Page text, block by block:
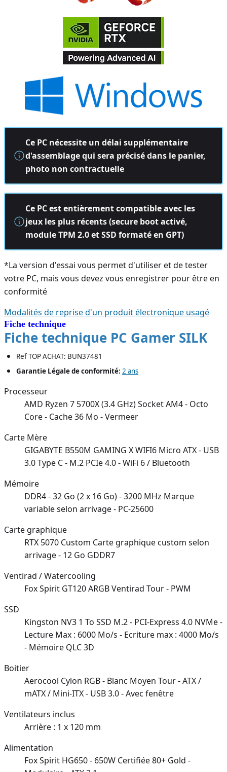
Fiche technique
Ce PC nécessite un délai supplémentaire
d'assemblage qui sera précisé dans le panier,
photo non contractuelle
Ce PC est entièrement compatible avec les
jeux les plus récents (secure boot activé,
module TPM 2.0 et SSD formaté en GPT)
*La version d'essai vous permet d'utiliser et de tester
votre PC, mais vous devez vous enregistrer pour être en
conformité
Modalités de reprise d'un produit électronique usagé
Fiche technique PC Gamer SILK
Ref TOP ACHAT: BUN37481
Garantie Légale de conformité: 2 ans
Processeur
AMD Ryzen 7 5700X (3.4 GHz) Socket AM4 - Octo
Core - Cache 36 Mo - Vermeer
Carte Mère
GIGABYTE B550M GAMING X WIFI6 Micro ATX - USB
3.0 Type C - M.2 PCIe 4.0 - WiFi 6 / Bluetooth
Mémoire
DDR4 - 32 Go (2 x 16 Go) - 3200 MHz Marque
variable selon arrivage - PC-25600
Carte graphique
RTX 5070 Custom Carte graphique custom selon
arrivage - 12 Go GDDR7
Ventirad / Watercooling
Fox Spirit GT120 ARGB Ventirad Tour - PWM
SSD
Kingston NV3 1 To SSD M.2 - PCI-Express 4.0 NVMe -
Lecture Max : 6000 Mo/s - Ecriture max : 4000 Mo/s
- Mémoire QLC 3D
Boitier
Aerocool Cylon RGB - Blanc Moyen Tour - ATX /
mATX / Mini-ITX - USB 3.0 - Avec fenêtre
Ventilateurs inclus
Arrière : 1 x 120 mm
Alimentation
Fox Spirit HG650 - 650W Certifiée 80+ Gold -